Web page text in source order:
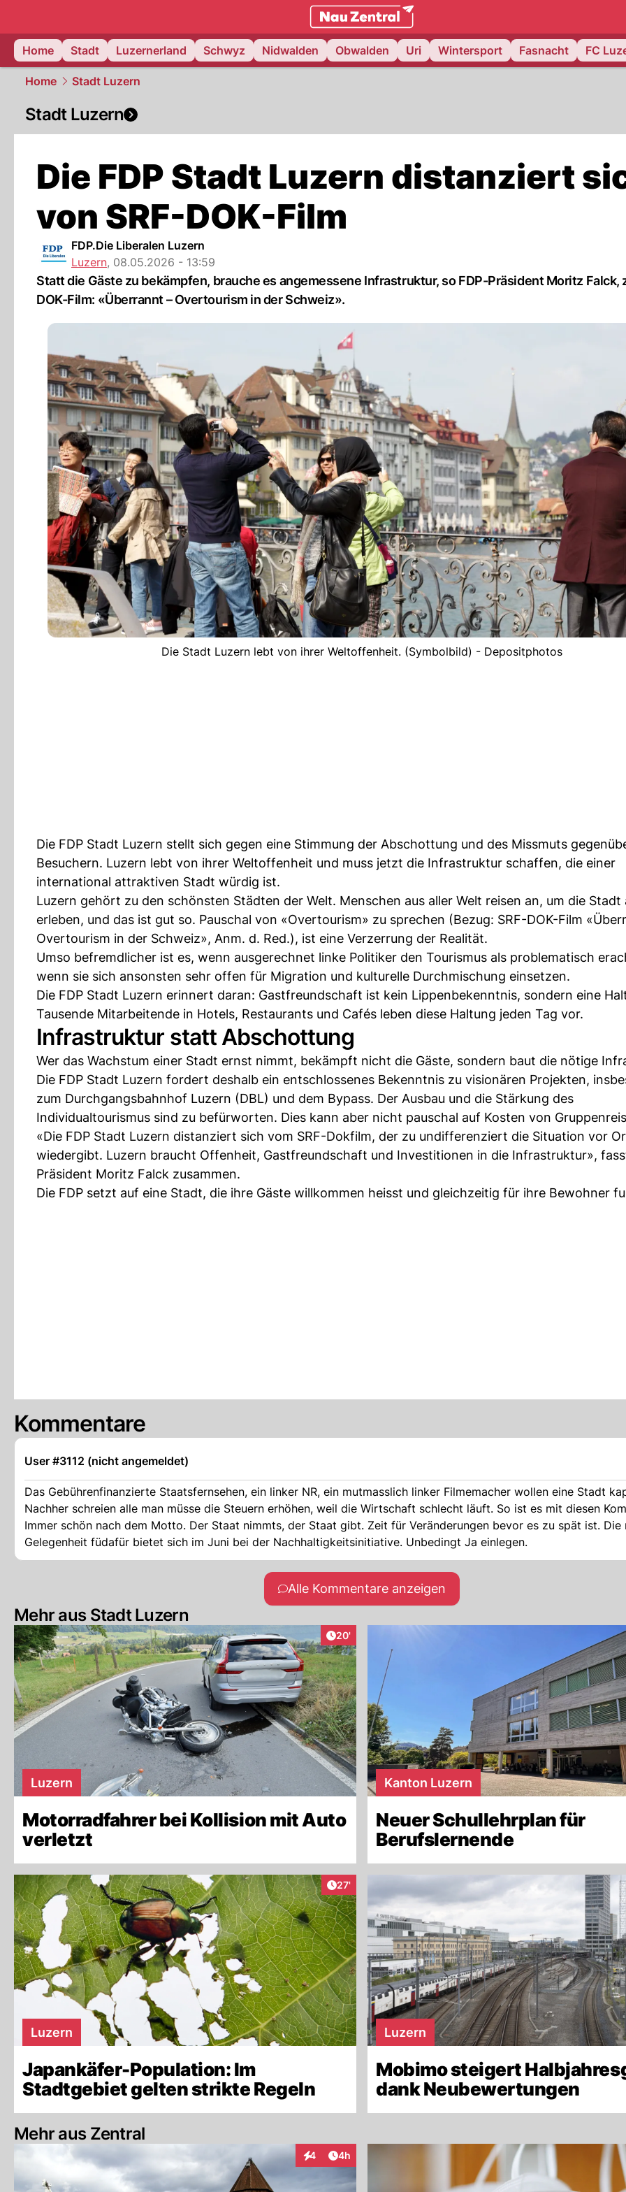
zentralschweiz.NAU.ch
Home
Stadt Luzernerland Schwyz Nidwalden Obwalden Uri Wintersport Fasnacht FC
Home Stadt Luzern
Stadt Luzern
Die FDP Stadt Luzern distanziert
von SRF-DOK-Film
FDP.Die Liberalen Luzern
Luzern, 08.05.2026 - 13:59
Statt die Gäste zu bekämpfen, brauche es angemessene Infrastruktur, so FDP-Präsident Moritz Falck,
DOK-Film: «Überrannt – Overtourism in der Schweiz».
Die Stadt Luzern lebt von ihrer Weltoffenheit. (Symbolbild) - Depositphotos
Die FDP Stadt Luzern stellt sich gegen eine Stimmung der Abschottung und des Missmuts
Besuchern. Luzern lebt von ihrer Weltoffenheit und muss jetzt die Infrastruktur schaffen, die einer
international attraktiven Stadt würdig ist.
Luzern gehört zu den schönsten Städten der Welt. Menschen aus aller Welt reisen an, um die Stadt
erleben, und das ist gut so. Pauschal von «Overtourism» zu sprechen (Bezug: SRF-DOK-Film
Overtourism in der Schweiz», Anm. d. Red.), ist eine Verzerrung der Realität.
Umso befremdlicher ist es, wenn ausgerechnet linke Politiker den Tourismus als problematisch
wenn sie sich ansonsten sehr offen für Migration und kulturelle Durchmischung einsetzen.
Die FDP Stadt Luzern erinnert daran: Gastfreundschaft ist kein Lippenbekenntnis, sondern eine
Tausende Mitarbeitende in Hotels, Restaurants und Cafés leben diese Haltung jeden Tag vor.
Infrastruktur statt Abschottung
Wer das Wachstum einer Stadt ernst nimmt, bekämpft nicht die Gäste, sondern baut die nötige
Die FDP Stadt Luzern fordert deshalb ein entschlossenes Bekenntnis zu visionären Projekten,
zum Durchgangsbahnhof Luzern (DBL) und dem Bypass. Der Ausbau und die Stärkung des
Individualtourismus sind zu befürworten. Dies kann aber nicht pauschal auf Kosten von
«Die FDP Stadt Luzern distanziert sich vom SRF-Dokfilm, der zu undifferenziert die Situation vor
wiedergibt. Luzern braucht Offenheit, Gastfreundschaft und Investitionen in die Infrastruktur»,
Präsident Moritz Falck zusammen.
Die FDP setzt auf eine Stadt, die ihre Gäste willkommen heisst und gleichzeitig für ihre Bewohner
Kommentare
User #3112 (nicht angemeldet)
Das Gebührenfinanzierte Staatsfernsehen, ein linker NR, ein mutmasslich linker Filmemacher wollen eine Stadt
Nachher schreien alle man müsse die Steuern erhöhen, weil die Wirtschaft schlecht läuft. So ist es mit diesen
Immer schön nach dem Motto. Der Staat nimmts, der Staat gibt. Zeit für Veränderungen bevor es zu spät ist. Die
Gelegenheit füdafür bietet sich im Juni bei der Nachhaltigkeitsinitiative. Unbedingt Ja einlegen.
Alle Kommentare anzeigen
Mehr aus Stadt Luzern
Artikel veröffentlicht:
20'
Luzern
Motorradfahrer bei Kollision mit Auto
verletzt
Kanton Luzern
Neuer Schullehrplan für
Berufslernende
Artikel veröffentlicht:
27'
Luzern
Japankäfer-Population: Im
Stadtgebiet gelten strikte Regeln
Luzern
Mobimo steigert
dank Neubewertungen
Mehr aus Zentral
4
InteraktionenArtikel veröffentlicht:
4h